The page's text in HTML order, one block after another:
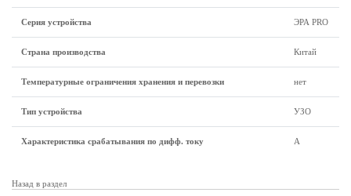
Серия устройства ЭРА PRO
Страна производства Китай
Температурные ограничения хранения и перевозки нет
Тип устройства УЗО
Характеристика срабатывания по дифф. току А
Назад в раздел